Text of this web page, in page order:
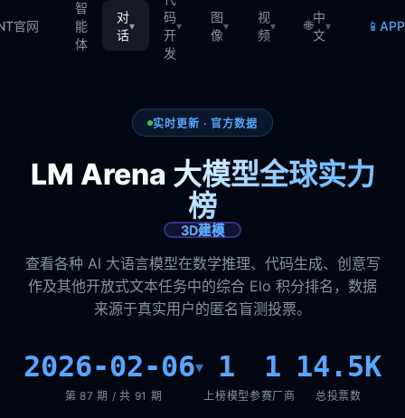
官网
智
能
体
对
话
▾
码
开
发
▾
图
像
▾
视
频
▾ 🌐
中
文
▾ 📱
实时更新 · 官方数据
LM Arena 大模型全球实力
榜
3D建模
查看各种 AI 大语言模型在数学推理、代码生成、创意写
作及其他开放式文本任务中的综合 Elo 积分排名，数据
来源于真实用户的匿名盲测投票。
2026-02-06▾
第 87 期 / 共 91 期
1
上榜模型
1
参赛厂商
14.5K
总投票数